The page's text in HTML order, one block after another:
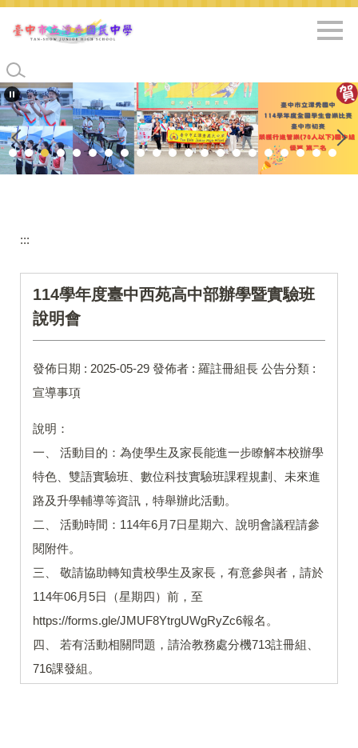
跳
到
要
內
容
區
:::
114學年度臺中西苑高中部辦學暨實驗班
說明會
發佈日期 : 2025-05-29 發佈者 : 羅註冊組長 公告分類 :
宣導事項
說明：
一、 活動目的：為使學生及家長能進一步瞭解本校辦學
特色、雙語實驗班、數位科技實驗班課程規劃、未來進
路及升學輔導等資訊，特舉辦此活動。
二、 活動時間：114年6月7日星期六、說明會議程請參
閱附件。
三、 敬請協助轉知貴校學生及家長，有意參與者，請於
114年06月5日（星期四）前，至
https://forms.gle/JMUF8YtrgUWgRyZc6報名。
四、 若有活動相關問題，請洽教務處分機713註冊組、
716課發組。